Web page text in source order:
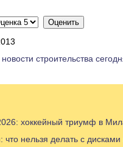
строительства
хоккейный триумф в
что нельзя делать с